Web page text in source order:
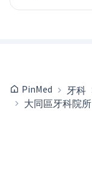
PinMed 牙科
大同區牙科院所